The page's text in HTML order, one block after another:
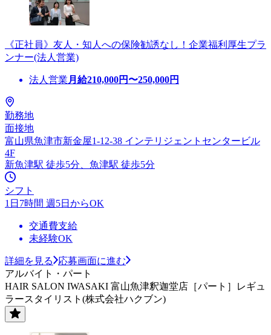
《正社員》友人・知人への保険勧誘なし！企業福利厚生プラ
ンナー(法人営業)
法人営業 月給210,000円〜250,000円
勤務地
面接地
富山県魚津市新金屋1-12-38 インテリジェントセンタービル
4F
新魚津駅 徒歩5分、魚津駅 徒歩5分
シフト
1日7時間 週5日からOK
交通費支給
未経験OK
詳細を見る
応募画面に進む
アルバイト・パート
HAIR SALON IWASAKI 富山魚津釈迦堂店［パート］レギュ
ラースタイリスト(株式会社ハクブン)